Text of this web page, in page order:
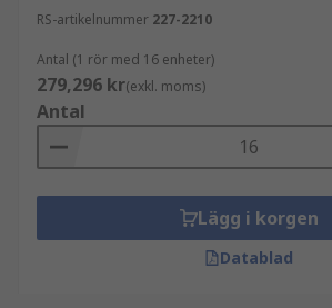
RS-artikelnummer 227-2210
Antal (1 rör med 16 enheter)
279,296 kr(exkl. moms)
Antal
Lägg i korgen
Datablad